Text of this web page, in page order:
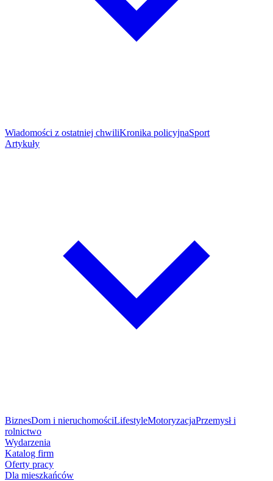
Wiadomości z ostatniej chwiliKronika policyjnaSport
Artykuły
BiznesDom i nieruchomościLifestyleMotoryzacjaPrzemysł i
rolnictwo
Wydarzenia
Katalog firm
Oferty pracy
Dla mieszkańców